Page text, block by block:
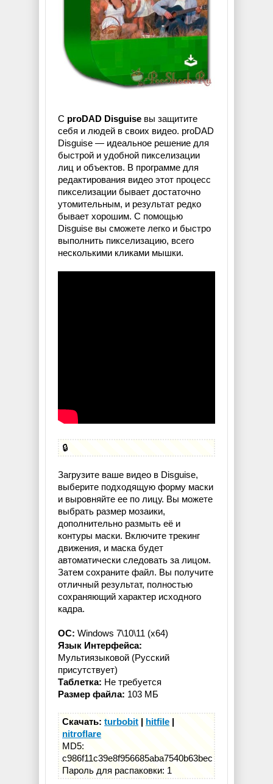
С proDAD Disguise вы защитите
себя и людей в своих видео. proDAD
Disguise — идеальное решение для
быстрой и удобной пикселизации
лиц и объектов. В программе для
редактирования видео этот процесс
пикселизации бывает достаточно
утомительным, и результат редко
бывает хорошим. С помощью
Disguise вы сможете легко и быстро
выполнить пикселизацию, всего
несколькими кликами мышки.
🔒
Загрузите ваше видео в Disguise,
выберите подходящую форму маски
и выровняйте ее по лицу. Вы можете
выбрать размер мозаики,
дополнительно размыть её и
контуры маски. Включите трекинг
движения, и маска будет
автоматически следовать за лицом.
Затем сохраните файл. Вы получите
отличный результат, полностью
сохраняющий характер исходного
кадра.
OC: Windows 7\10\11 (x64)
Язык Интерфейса:
Мультиязыковой (Русский
присутствует)
Таблетка: Не требуется
Размер файла: 103 МБ
Скачать:turbobit | hitfile |
nitroflare
MD5:
c986f11c39e8f956685aba7540b63bec
Пароль для распаковки: 1